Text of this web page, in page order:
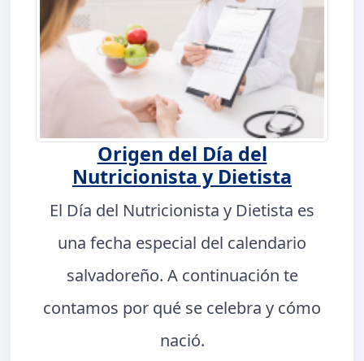
Origen del Día del
Nutricionista y Dietista
El Día del Nutricionista y Dietista es
una fecha especial del calendario
salvadoreño. A continuación te
contamos por qué se celebra y cómo
nació.